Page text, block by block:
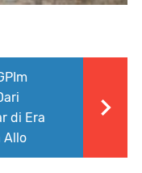
di Era
Allo